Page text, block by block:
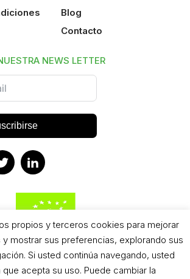
Blog
Contacto
NEWS LETTER
propios y terceros cookies para mejorar
mostrar sus preferencias, explorando sus
Si usted continúa navegando, usted
acepta su uso. Puede cambiar la